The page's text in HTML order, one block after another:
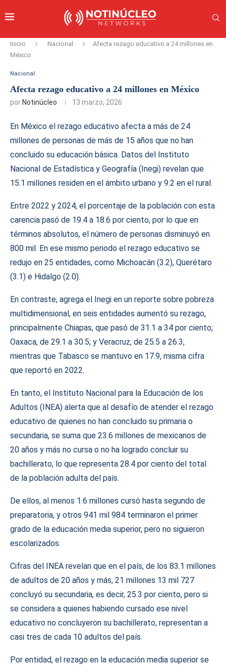
Inicio Nacional
Afecta rezago educativo a 24 millones en
México
Nacional
Afecta rezago educativo a 24 millones en México
por Notinúcleo 13 marzo, 2026
En México el rezago educativo afecta a más de 24
millones de personas de más de 15 años que no han
concluido su educación básica. Datos del Instituto
Nacional de Estadística y Geografía (Inegi) revelan que
15.1 millones residen en el ámbito urbano y 9.2 en el rural.
Entre 2022 y 2024, el porcentaje de la población con esta
carencia pasó de 19.4 a 18.6 por ciento, por lo que en
términos absolutos, el número de personas disminuyó en
800 mil. En ese mismo periodo el rezago educativo se
redujo en 25 entidades, como Michoacán (3.2), Querétaro
(3.1) e Hidalgo (2.0).
En contraste, agrega el Inegi en un reporte sobre pobreza
multidimensional, en seis entidades aumentó su rezago,
principalmente Chiapas, que pasó de 31.1 a 34 por ciento;
Oaxaca, de 29.1 a 30.5; y Veracruz, de 25.5 a 26.3,
mientras que Tabasco se mantuvo en 17.9, misma cifra
que reportó en 2022.
En tanto, el Instituto Nacional para la Educación de los
Adultos (INEA) alerta que al desafío de atender el rezago
educativo de quienes no han concluido su primaria o
secundaria, se suma que 23.6 millones de mexicanos de
20 años y más no cursa o no ha logrado concluir su
bachillerato, lo que representa 28.4 por ciento del total
de la población adulta del país.
De ellos, al menos 1.6 millones cursó hasta segundo de
preparatoria, y otros 941 mil 984 terminaron el primer
grado de la educación media superior, pero no siguieron
escolarizados.
Cifras del INEA revelan que en el país, de los 83.1 millones
de adultos de 20 años y más, 21 millones 13 mil 727
concluyó su secundaria, es decir, 25.3 por ciento, pero si
se considera a quienes habiendo cursado ese nivel
educativo no concluyeron su bachillerato, representan a
casi tres de cada 10 adultos del país.
Por entidad, el rezago en la educación media superior se